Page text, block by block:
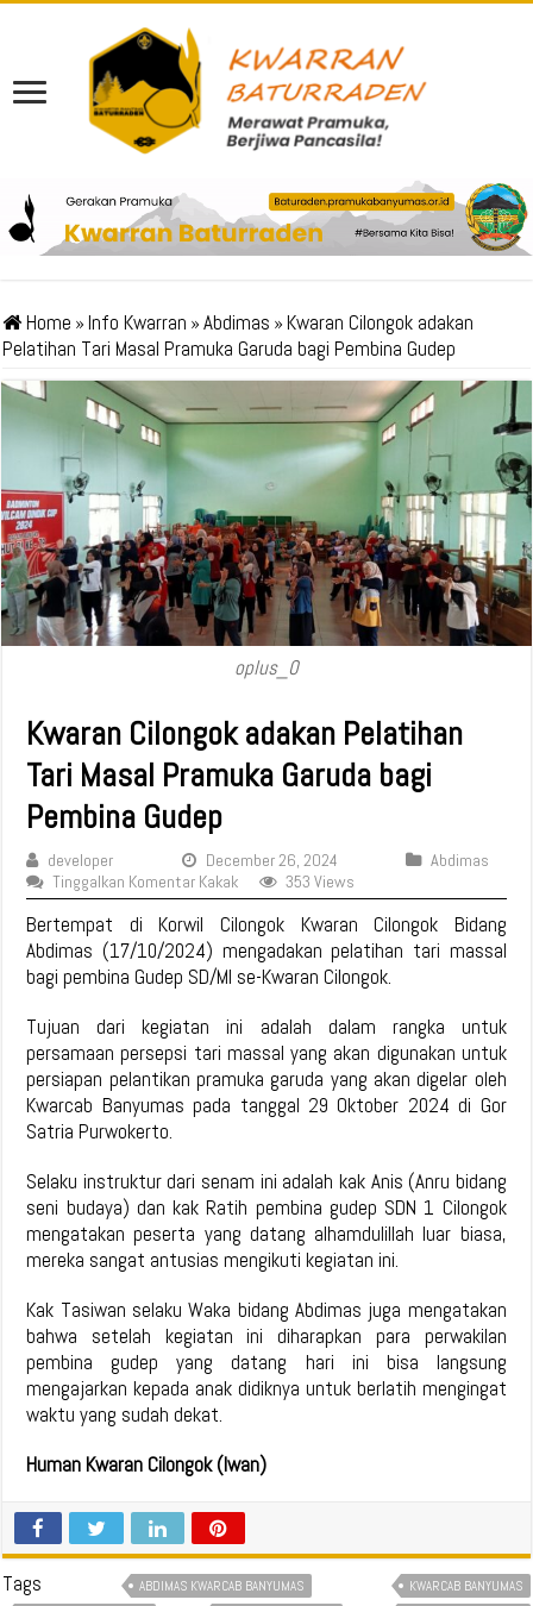
Home »Info Kwarran »Abdimas »Kwaran Cilongok adakan
Pelatihan Tari Masal Pramuka Garuda bagi Pembina Gudep
oplus_0
Kwaran Cilongok adakan Pelatihan
Tari Masal Pramuka Garuda bagi
Pembina Gudep
developer December 26, 2024
Abdimas
Tinggalkan Komentar Kakak
353 Views
Bertempat di Korwil Cilongok Kwaran Cilongok Bidang
Abdimas (17/10/2024) mengadakan pelatihan tari massal
bagi pembina Gudep SD/MI se-Kwaran Cilongok.
Tujuan dari kegiatan ini adalah dalam rangka untuk
persamaan persepsi tari massal yang akan digunakan untuk
persiapan pelantikan pramuka garuda yang akan digelar oleh
Kwarcab Banyumas pada tanggal 29 Oktober 2024 di Gor
Satria Purwokerto.
Selaku instruktur dari senam ini adalah kak Anis (Anru bidang
seni budaya) dan kak Ratih pembina gudep SDN 1 Cilongok
mengatakan peserta yang datang alhamdulillah luar biasa,
mereka sangat antusias mengikuti kegiatan ini.
Kak Tasiwan selaku Waka bidang Abdimas juga mengatakan
bahwa setelah kegiatan ini diharapkan para perwakilan
pembina gudep yang datang hari ini bisa langsung
mengajarkan kepada anak didiknya untuk berlatih mengingat
waktu yang sudah dekat.
Human Kwaran Cilongok (Iwan)
Tags ABDIMAS KWARCAB BANYUMAS
KWARCAB BANYUMAS